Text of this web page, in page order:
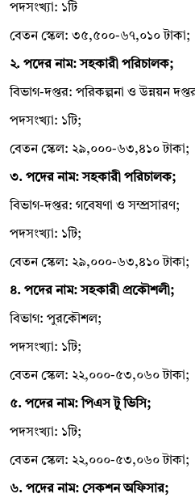
পদসংখ্যা: ১টি
বেতন স্কেল: ৩৫,৫০০-৬৭,০১০ টাকা;
২. পদের নাম: সহকারী পরিচালক;
বিভাগ-দপ্তর: পরিকল্পনা ও উন্নয়ন
পদসংখ্যা: ১টি;
বেতন স্কেল: ২৯,০০০-৬৩,৪১০ টাকা;
৩. পদের নাম: সহকারী পরিচালক;
বিভাগ-দপ্তর: গবেষণা ও সম্প্রসারণ;
পদসংখ্যা: ১টি;
বেতন স্কেল: ২৯,০০০-৬৩,৪১০ টাকা;
৪. পদের নাম: সহকারী প্রকৌশলী;
বিভাগ: পুরকৌশল;
পদসংখ্যা: ১টি;
বেতন স্কেল: ২২,০০০-৫৩,০৬০ টাকা;
৫. পদের নাম: পিএস টু ভিসি;
পদসংখ্যা: ১টি;
বেতন স্কেল: ২২,০০০-৫৩,০৬০ টাকা;
৬. পদের নাম: সেকশন অফিসার;